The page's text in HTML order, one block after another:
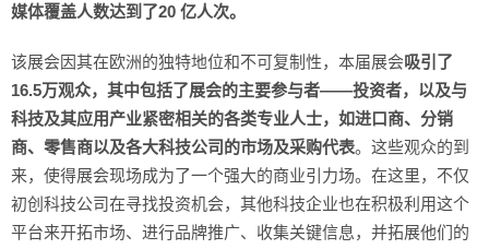
媒体覆盖人数达到了20 亿人次。
该展会因其在欧洲的独特地位和不可复制性，本届展会吸引了
16.5万观众，其中包括了展会的主要参与者——投资者，以及与
科技及其应用产业紧密相关的各类专业人士，如进口商、分销
商、零售商以及各大科技公司的市场及采购代表。这些观众的到
来，使得展会现场成为了一个强大的商业引力场。在这里，不仅
初创科技公司在寻找投资机会，其他科技企业也在积极利用这个
平台来开拓市场、进行品牌推广、收集关键信息，并拓展他们的